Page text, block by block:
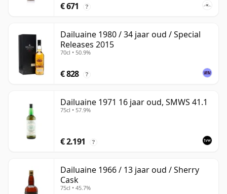
€ 671 ?
Dailuaine 1980 / 34 jaar oud / Special
Releases 2015
70cl • 50.9%
€ 828 ?
Dailuaine 1971 16 jaar oud, SMWS 41.1
75cl • 57.9%
€ 2.191 ?
Dailuaine 1966 / 13 jaar oud / Sherry
Cask
75cl • 45.7%